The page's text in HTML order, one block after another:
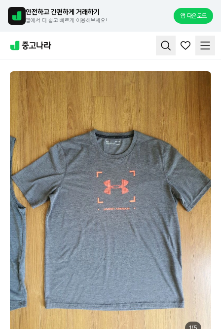
안전하고 간편하게 거래하기
앱에서 더 쉽고 빠르게 이용해보세요!
앱 다운로드